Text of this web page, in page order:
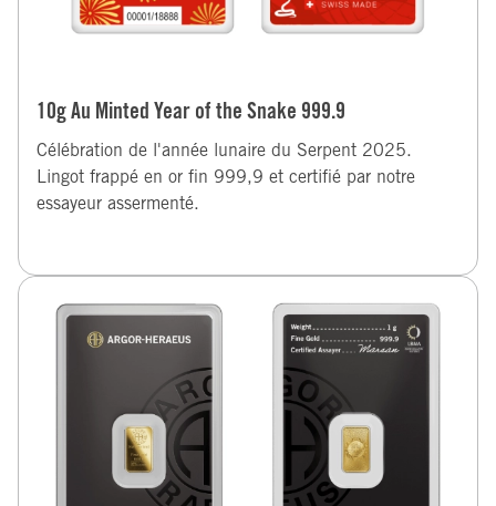
10g Au Minted Year of the Snake 999.9
Célébration de l'année lunaire du Serpent 2025.
Lingot frappé en or fin 999,9 et certifié par notre
essayeur assermenté.